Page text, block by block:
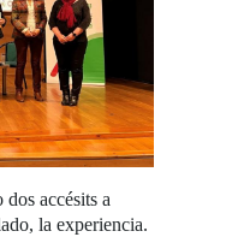
accésits a
la experiencia.